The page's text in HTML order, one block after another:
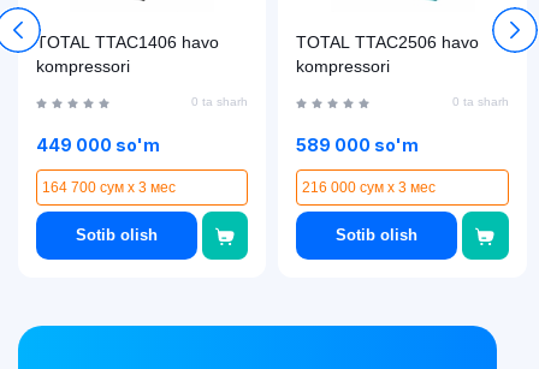
TOTAL TTAC1406 havo
kompressori
0 ta sharh
449 000 so'm
164 700 сум x 3 мес
Sotib olish
TOTAL TTAC2506 havo
kompressori
0 ta sharh
589 000 so'm
216 000 сум x 3 мес
Sotib olish